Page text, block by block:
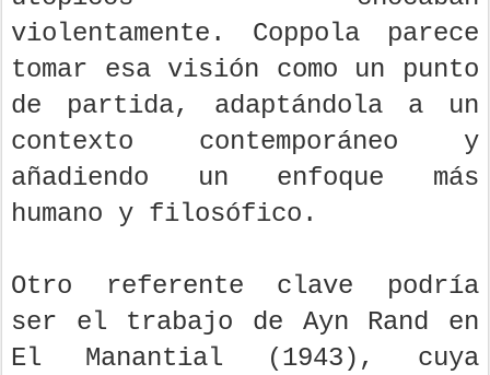
violentamente. Coppola parece
tomar esa visión como un punto
de partida, adaptándola a un
contexto contemporáneo y
añadiendo un enfoque más
humano y filosófico.
Otro referente clave podría
ser el trabajo de Ayn Rand en
El Manantial (1943), cuya